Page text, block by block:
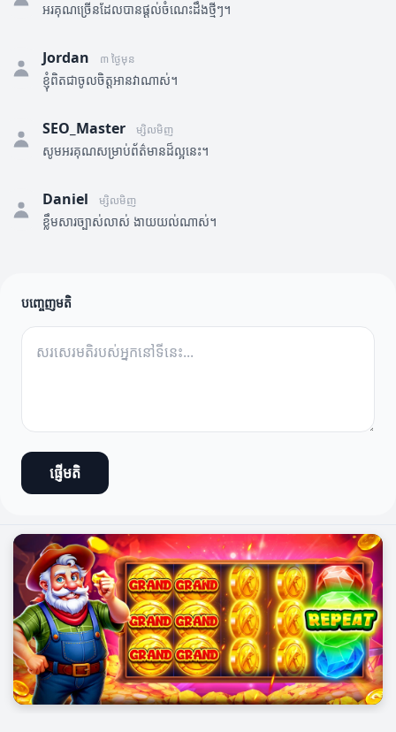
អរគុណច្រើនដែលបានផ្តល់ចំណេះដឹងថ្មីៗ។
Jordan ៣ ថ្ងៃមុន
ខ្ញុំពិតជាចូលចិត្តអានវាណាស់។
SEO_Master ម្សិលមិញ
សូមអរគុណសម្រាប់ព័ត៌មានដ៏ល្អនេះ។
Daniel ម្សិលមិញ
ខ្លឹមសារច្បាស់លាស់ ងាយយល់ណាស់។
បញ្ចេញមតិ
ផ្ញើមតិ